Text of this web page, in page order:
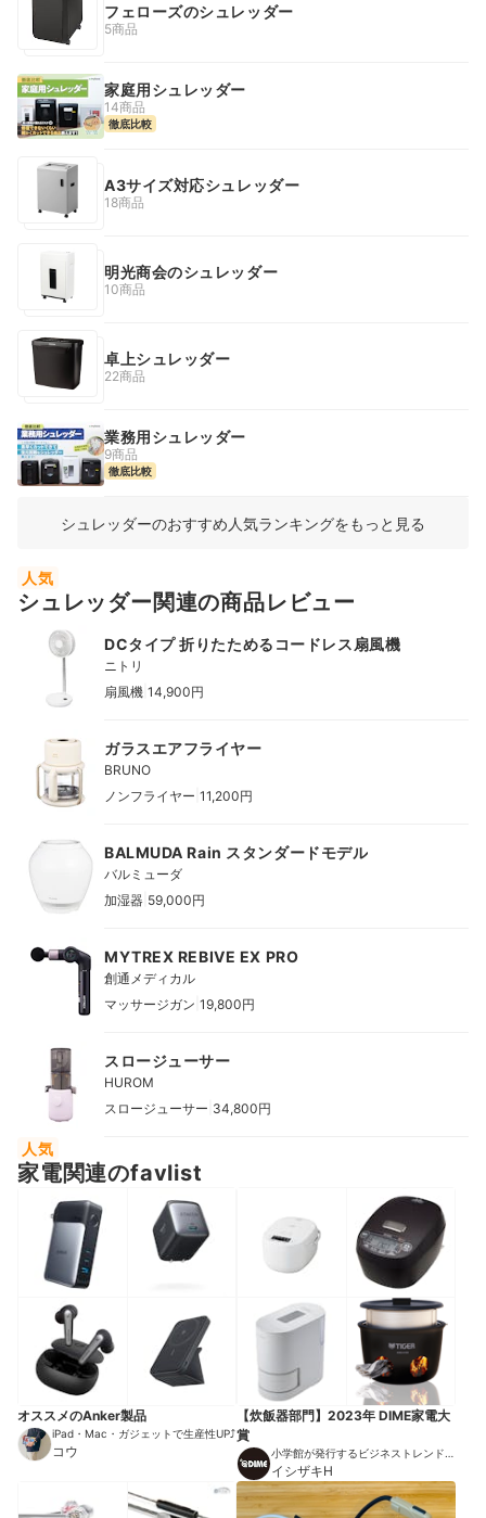
フェローズのシュレッダー
5商品
家庭用シュレッダー
14商品
徹底比較
A3サイズ対応シュレッダー
18商品
明光商会のシュレッダー
10商品
卓上シュレッダー
22商品
業務用シュレッダー
9商品
徹底比較
シュレッダーのおすすめ人気ランキングをもっと見る
人気
シュレッダー関連の商品レビュー
DCタイプ 折りたためるコードレス扇風機
ニトリ
扇風機 14,900円
ガラスエアフライヤー
BRUNO
ノンフライヤー 11,200円
BALMUDA Rain スタンダードモデル
バルミューダ
加湿器 59,000円
MYTREX REBIVE EX PRO
創通メディカル
マッサージガン 19,800円
スロージューサー
HUROM
スロージューサー 34,800円
人気
家電関連のfavlist
オススメのAnker製品
iPad・Mac・ガジェットで生産性UP⤴︎
コウ
【炊飯器部門】2023年 DIME家電大
賞
小学館が発行するビジネストレンドマ
ガジン
イシザキH